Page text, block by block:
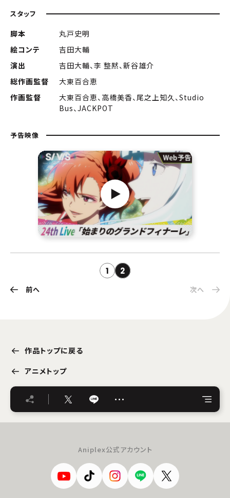
スタッフ
脚本
丸戸史明
絵コンテ
吉田大輔
演出
吉田大輔、李 整黙、新谷雄介
総作画監督
大東百合恵
作画監督
大東百合恵、高橋美香、尾之上知久、Studio
Bus、JACKPOT
予告映像
1 2
前へ 次へ
作品トップに戻る
アニメトップ
…
Aniplex公式アカウント